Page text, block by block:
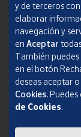
Aviso legal
Condiciones del
Política de
Informe de
SOCIEDAD ESTATAL
y de terceros
elaborar
navegación y
en Aceptar
También puedes
en el botón
deseas aceptar
Cookies.
de Cookies.